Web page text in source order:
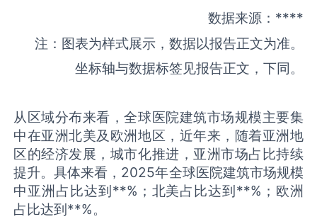
数据来源：****
注：图表为样式展示，数据以报告正文为准。
坐标轴与数据标签见报告正文，下同。
从区域分布来看，全球医院建筑市场规模主要集
中在亚洲北美及欧洲地区，近年来，随着亚洲地
区的经济发展，城市化推进，亚洲市场占比持续
提升。具体来看，2025年全球医院建筑市场规模
中亚洲占比达到**%；北美占比达到**%；欧洲
占比达到**%。